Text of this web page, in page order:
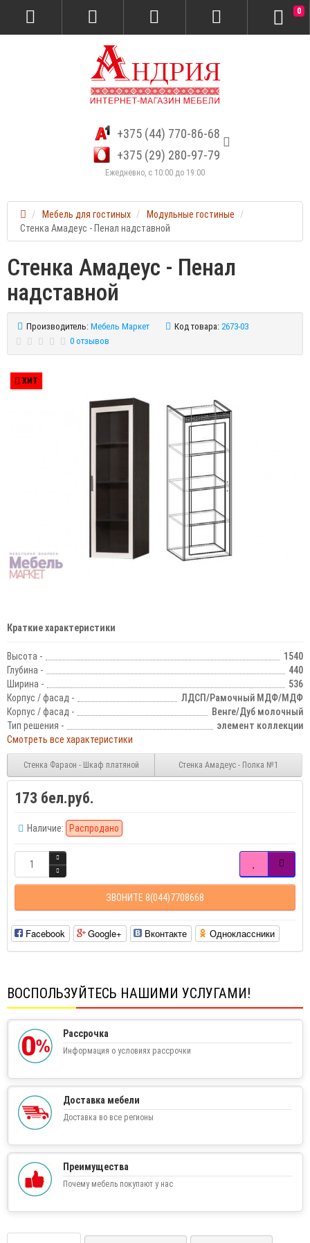
+375 (44) 770-86-68
+375 (29) 280-97-79
Ежедневно, с 10:00 до 19:00
0
Мебель для гостиных
Модульные гостиные
Стенка Амадеус - Пенал надставной
Стенка Амадеус - Пенал
надставной
Производитель: Мебель Маркет Код товара: 2673-03
0 отзывов
ХИТ
Краткие характеристики
Высота -
1540
Глубина -
440
Ширина -
536
Корпус / фасад -
ЛДСП/Рамочный МДФ/МДФ
Корпус / фасад -
Венге/Дуб молочный
Тип решения -
элемент коллекции
Смотреть все характеристики
Стенка Фараон - Шкаф платяной Стенка Амадеус - Полка №1
173 бел.руб.
Наличие: Распродано
ЗВОНИТЕ 8(044)7708668
Facebook Google+ Вконтакте Одноклассники
ВОСПОЛЬЗУЙТЕСЬ НАШИМИ УСЛУГАМИ!
Рассрочка
Информация о условиях рассрочки
Доставка мебели
Доставка во все регионы
Преимущества
Почему мебель покупают у нас